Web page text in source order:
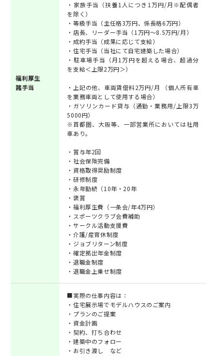
福利厚生
諸手当
・家族手当（扶養1人につき1万円/月※配偶者
を除く）
・等級手当（主任格3万円、係長格6万円）
・店長、リーダー手当（1万円～8.5万円/月）
・成約手当（成果に応じて支給）
・住宅手当（当社にて自宅建築した場合）
・駐車場手当（月1万円を超える場合、超過分
を支給＜上限2万円＞）
・上記の他、車両賃借料2万円/月 （個人所有車
を業務車両として使用する場合）
・ガソリンカード貸与（通勤・業務用/上限3万
5000円）
※首都圏、大阪等、一部営業所においては社用
車あり。
・賞与年2回
・社会保険完備
・資格取得奨励制度
・研修制度
・永年勤続（10年・20年
・褒賞
・福利厚生費（一条会/年4万円）
・スポーツクラブ会費補助
・サークル活動支援費
・介護/産育休制度
・ジョブリターン制度
・確定拠出年金制度
・退職金制度
・退職金上乗せ制度
■実際の仕事内容は：
・住宅展示場でモデルハウスのご案内
・プランのご提案
・資金計画
・契約、打ち合わせ
・建築中のフォロー
・お引き渡し など